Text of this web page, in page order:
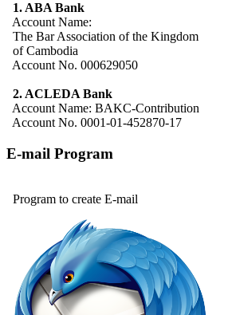
1. ABA Bank
Account Name:
The Bar Association of the Kingdom
of Cambodia
Account No. 000629050
2. ACLEDA Bank
Account Name: BAKC-Contribution
Account No. 0001-01-452870-17
E-mail Program
Program to create E-mail